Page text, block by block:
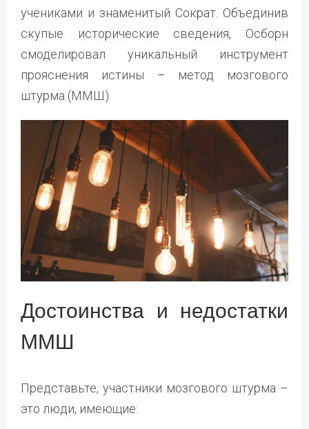
учениками и знаменитый Сократ. Объединив
скупые исторические сведения, Осборн
смоделировал уникальный инструмент
прояснения истины – метод мозгового
штурма (ММШ).
Достоинства и недостатки
ММШ
Представьте, участники мозгового штурма –
это люди, имеющие: